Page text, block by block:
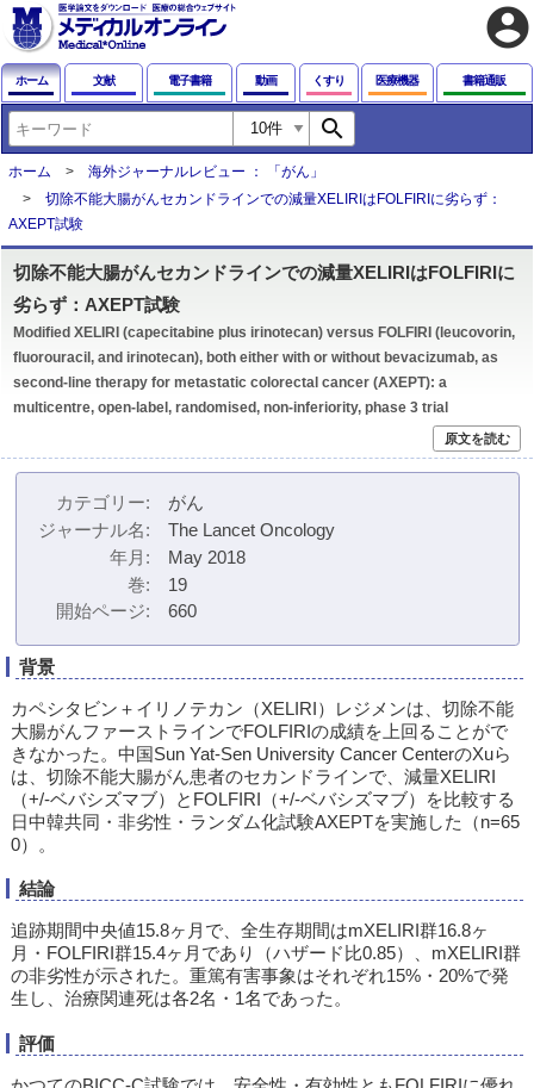
account_circle
ホーム 文献 電子書籍 動画 くすり 医療機器 書籍通販
search
ホーム
海外ジャーナルレビュー ： 「がん」
切除不能大腸がんセカンドラインでの減量XELIRIはFOLFIRIに劣らず：
AXEPT試験
切除不能大腸がんセカンドラインでの減量XELIRIはFOLFIRIに
劣らず：AXEPT試験
Modified XELIRI (capecitabine plus irinotecan) versus FOLFIRI (leucovorin,
fluorouracil, and irinotecan), both either with or without bevacizumab, as
second-line therapy for metastatic colorectal cancer (AXEPT): a
multicentre, open-label, randomised, non-inferiority, phase 3 trial
原文を読む
カテゴリー
がん
ジャーナル名
The Lancet Oncology
年月
May 2018
巻
19
開始ページ
660
背景
カペシタビン＋イリノテカン（XELIRI）レジメンは、切除不能
大腸がんファーストラインでFOLFIRIの成績を上回ることがで
きなかった。中国Sun Yat-Sen University Cancer CenterのXuら
は、切除不能大腸がん患者のセカンドラインで、減量XELIRI
（+/-ベバシズマブ）とFOLFIRI（+/-ベバシズマブ）を比較する
日中韓共同・非劣性・ランダム化試験AXEPTを実施した（n=65
0）。
結論
追跡期間中央値15.8ヶ月で、全生存期間はmXELIRI群16.8ヶ
月・FOLFIRI群15.4ヶ月であり（ハザード比0.85）、mXELIRI群
の非劣性が示された。重篤有害事象はそれぞれ15%・20%で発
生し、治療関連死は各2名・1名であった。
評価